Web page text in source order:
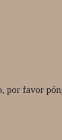
por favor